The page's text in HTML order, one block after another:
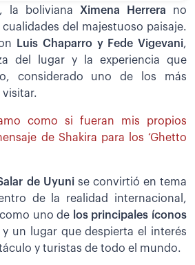
la boliviana Ximena Herrera no
del majestuoso paisaje.
Luis Chaparro y Fede Vigevani,
del lugar y la experiencia que
considerado uno de los más
como si fueran mis propios
de Shakira para los ‘Ghetto
de Uyuni se convirtió en tema
de la realidad internacional,
uno de los principales íconos
y un lugar que despierta el interés
y turistas de todo el mundo.